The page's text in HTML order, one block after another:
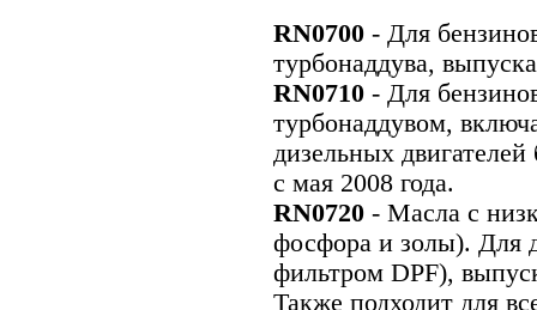
RN0700 - Для
турбонаддува,
RN0710 - Для
турбонаддувом,
дизельных
с мая 2008 года.
RN0720 - Масла с
фосфора и золы). Для
фильтром DPF),
Также подходит для